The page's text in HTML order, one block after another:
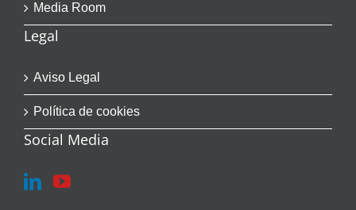
Media Room
Legal
Aviso Legal
Política de cookies
Social Media